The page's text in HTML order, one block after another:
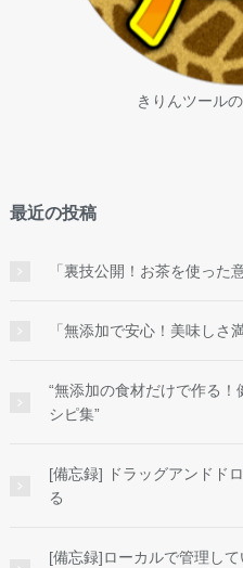
きりんツール
最近の投稿
「裏技公開！お茶を使った
「無添加で安心！美味しさ
“無添加の食材だけで作る
シピ集”
[備忘録] ドラッグアンドド
る
[備忘録]ローカルで管理し